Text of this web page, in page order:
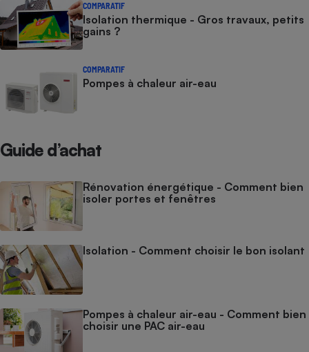
COMPARATIF
Isolation thermique - Gros travaux, petits
gains ?
COMPARATIF
Pompes à chaleur air-eau
Guide d’achat
Rénovation énergétique - Comment bien
isoler portes et fenêtres
Isolation - Comment choisir le bon isolant
Pompes à chaleur air-eau - Comment bien
choisir une PAC air-eau
Robot ménager